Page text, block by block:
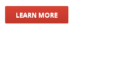
LEARN MORE